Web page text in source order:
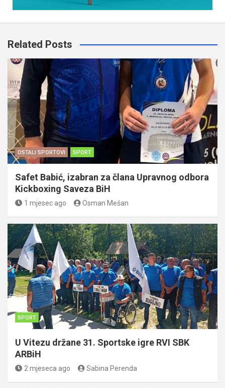
Related Posts
OSTALI SPORTOVI SPORT
Safet Babić, izabran za člana Upravnog odbora
Kickboxing Saveza BiH
1 mjesec ago Osman Mešan
SPORT
U Vitezu držane 31. Sportske igre RVI SBK
ARBiH
2 mjeseca ago Sabina Perenda